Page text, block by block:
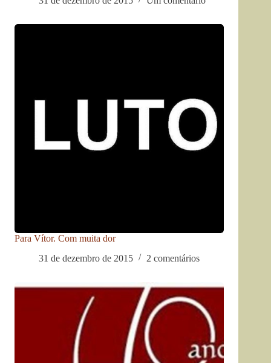
Para Vítor. Com muita dor
31 de dezembro de 2015
2 comentários